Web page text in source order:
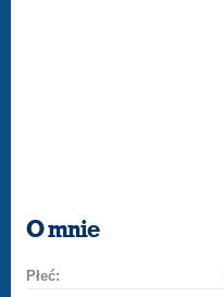
O mnie
Płeć: